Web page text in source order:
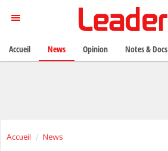
Accueil News
Accueil News Opinion Notes & Docs